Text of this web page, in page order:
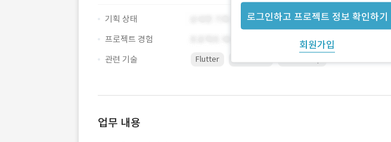
로그인하고 프로젝트 정보 확인하기
회원가입
기획 상태
프로젝트 경험
관련 기술
Flutter
업무 내용